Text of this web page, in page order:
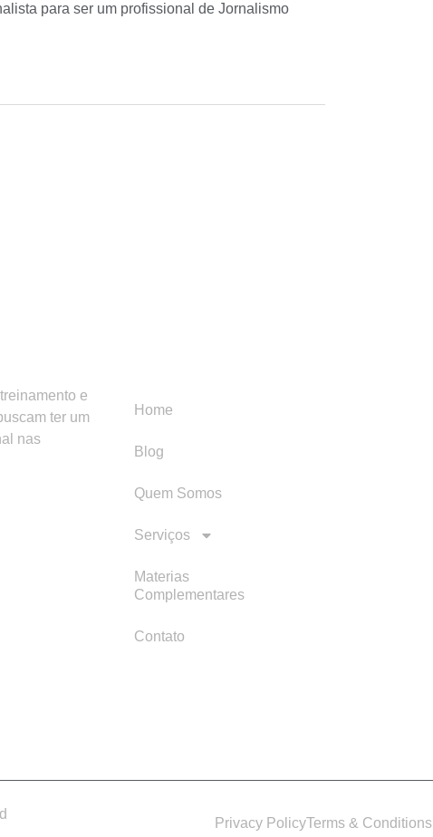
para ser um profissional de Jornalismo
e
ter um
nas
Home
Blog
Quem Somos
Serviços
Materias
Complementares
Contato
Privacy PolicyTerms & Conditions